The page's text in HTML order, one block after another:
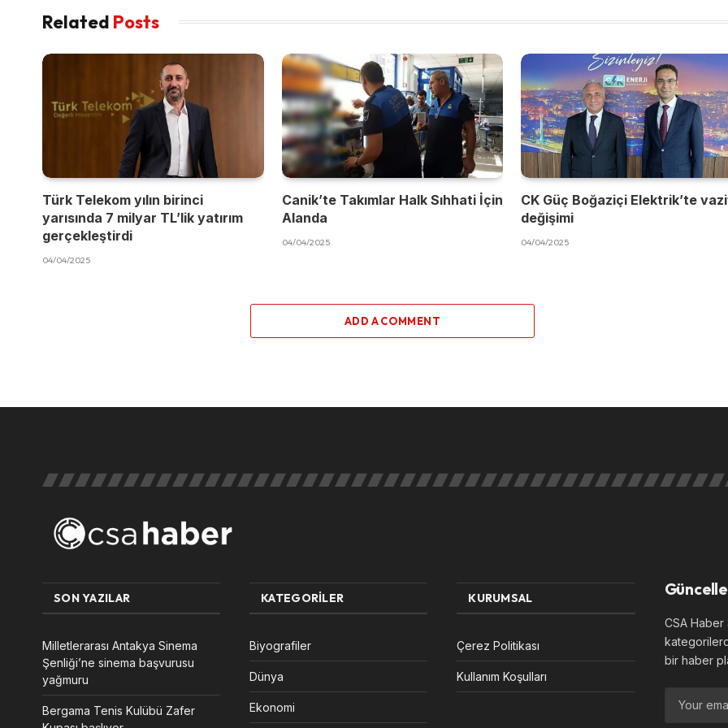
Related Posts
Türk Telekom yılın birinci
yarısında 7 milyar TL’lik yatırım
gerçekleştirdi
04/04/2025
Canik’te Takımlar Halk Sıhhati İçin
Alanda
04/04/2025
CK Güç Boğaziçi Elektrik’te
değişimi
04/04/2025
ADD A COMMENT
SON YAZILAR
Milletlerarası Antakya Sinema
Şenliği’ne sinema başvurusu
yağmuru
Bergama Tenis Kulübü Zafer
KATEGORILER
Biyografiler
Dünya
Ekonomi
KURUMSAL
Çerez Politikası
Kullanım Koşulları
CSA
bir haber